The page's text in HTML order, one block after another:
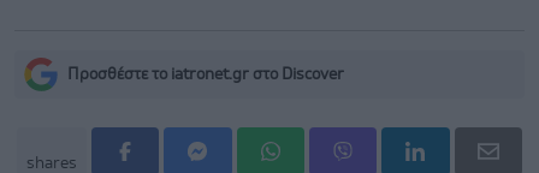
Προσθέστε το iatronet.gr στο Discover
shares